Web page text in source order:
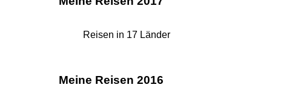
Reisen in 17 Länder
Meine Reisen 2016